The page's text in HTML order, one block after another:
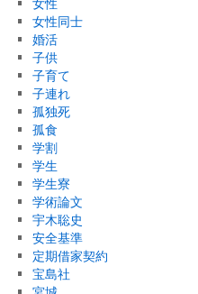
女性同士
婚活
子供
子育て
子連れ
孤独死
孤食
学割
学生
学生寮
学術論文
宇木聡史
安全基準
定期借家契約
宝島社